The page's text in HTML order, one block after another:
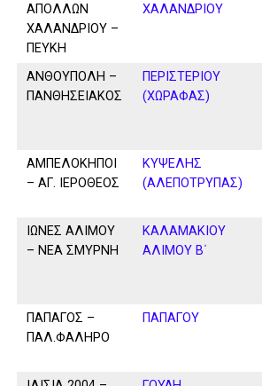
ΑΠΟΛΛΩΝ
ΧΑΛΑΝΔΡΙΟΥ –
ΠΕΥΚΗ
ΧΑΛΑΝΔΡΙΟΥ
ΑΝΘΟΥΠΟΛΗ –
ΠΑΝΘΗΣΕΙΑΚΟΣ
ΠΕΡΙΣΤΕΡΙΟΥ
(ΧΩΡΑΦΑΣ)
ΑΜΠΕΛΟΚΗΠΟΙ
– ΑΓ. ΙΕΡΟΘΕΟΣ
ΚΥΨΕΛΗΣ
(ΑΛΕΠΟΤΡΥΠΑΣ)
ΙΩΝΕΣ ΑΛΙΜΟΥ
– ΝΕΑ ΣΜΥΡΝΗ
ΚΑΛΑΜAKIOY
ΑΛΙΜΟΥ Β΄
ΠΑΠΑΓΟΣ –
ΠΑΛ.ΦΑΛΗΡΟ
ΠΑΠΑΓΟΥ